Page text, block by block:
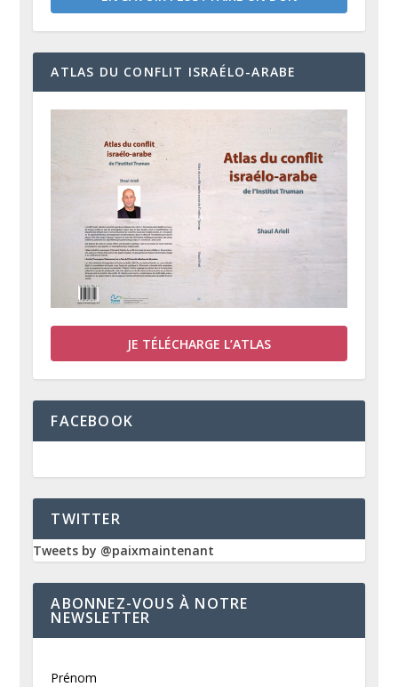
ATLAS DU CONFLIT ISRAÉLO-ARABE
JE TÉLÉCHARGE L’ATLAS
FACEBOOK
TWITTER
Tweets by @paixmaintenant
ABONNEZ-VOUS À NOTRE
NEWSLETTER
Prénom